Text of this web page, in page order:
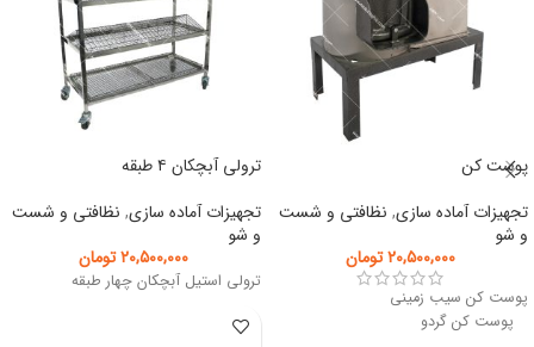
پوست کن
تجهیزات آماده سازی, نظافتی و شست
و شو
۲۰,۵۰۰,۰۰۰تومان
پوست کن سیب زمینی
پوست کن گردو
ترولی آبچکان ۴ طبقه
تجهیزات آماده سازی, نظافتی و شست
و شو
۲۰,۵۰۰,۰۰۰تومان
ترولی استیل آبچکان چهار طبقه